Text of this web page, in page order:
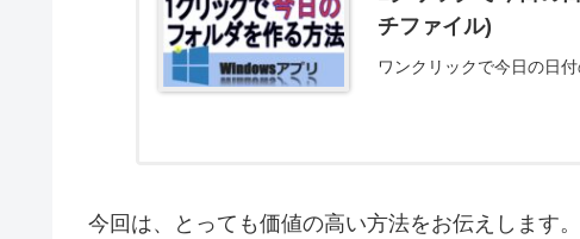
チファイル)
ワンクリックで今日の日
今回は、とっても価値の高い方法をお伝えします。